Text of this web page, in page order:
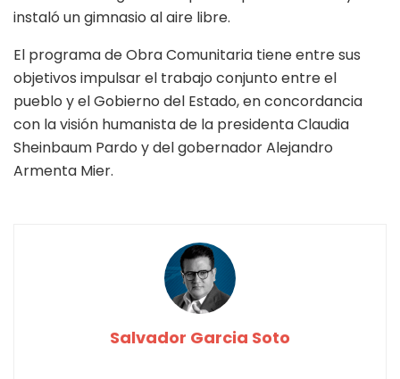
instaló un gimnasio al aire libre.
El programa de Obra Comunitaria tiene entre sus
objetivos impulsar el trabajo conjunto entre el
pueblo y el Gobierno del Estado, en concordancia
con la visión humanista de la presidenta Claudia
Sheinbaum Pardo y del gobernador Alejandro
Armenta Mier.
Salvador Garcia Soto